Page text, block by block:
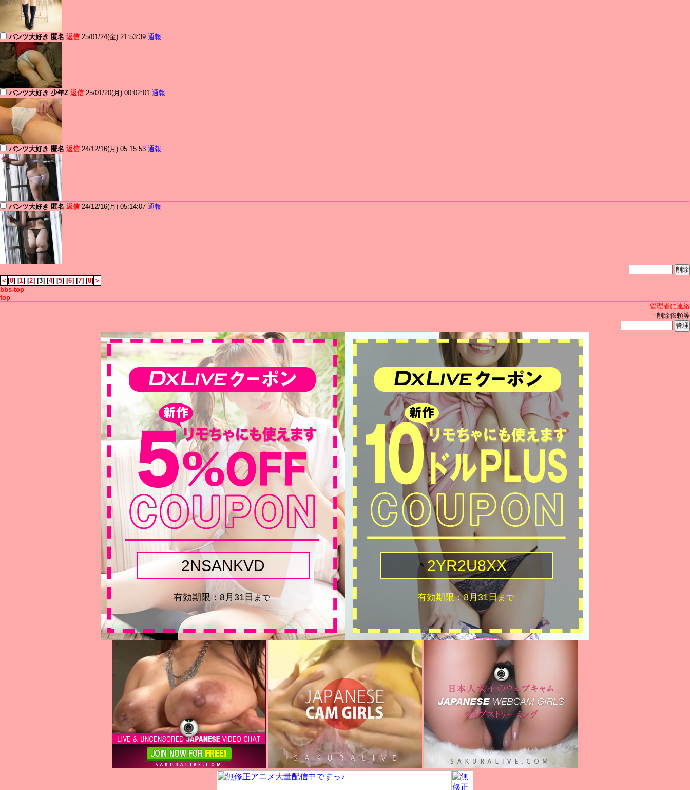
パンツ大好き 匿名 返信 25/01/24(金) 21:53:39 通報
パンツ大好き 少年Z 返信 25/01/20(月) 00:02:01 通報
パンツ大好き 匿名 返信 24/12/16(月) 05:15:53 通報
パンツ大好き 匿名 返信 24/12/16(月) 05:14:07 通報
＜ [0] [1] [2] [3] [4] [5] [6] [7] [8] ＞
bbs-top
top
管理者に連絡
↑削除依頼等